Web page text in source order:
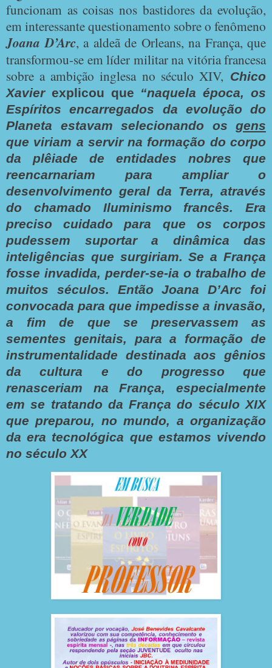
funcionam as coisas nos bastidores da evolução,
em interessante questionamento sobre o fenômeno
Joana D’Arc, a aldeã de Orleans, na França, que
transformou-se em líder militar na vitória francesa
sobre a ambição inglesa no século XIV, Chico
Xavierexplicou que “naquela época, os
Espíritos encarregados da evolução do
Planeta estavam selecionando os gens
que viriam a servir na formação do corpo
da plêiade de entidades nobres que
reencarnariam para ampliar o
desenvolvimento geral da Terra, através
do chamado Iluminismo francês. Era
preciso cuidado para que os corpos
pudessem suportar a dinâmica das
inteligências que surgiriam. Se a França
fosse invadida, perder-se-ia o trabalho de
muitos séculos. Então Joana D’Arc foi
convocada para que impedisse a invasão,
a fim de que se preservassem as
sementes genitais, para a formação de
instrumentalidade destinada aos gênios
da cultura e do progresso que
renasceriam na França, especialmente
em se tratando da França do século XIX
que preparou, no mundo, a organização
da era tecnológica que estamos vivendo
no século XX